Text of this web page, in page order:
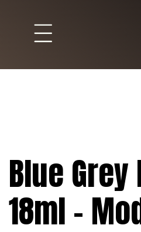
Blue Grey
18ml –